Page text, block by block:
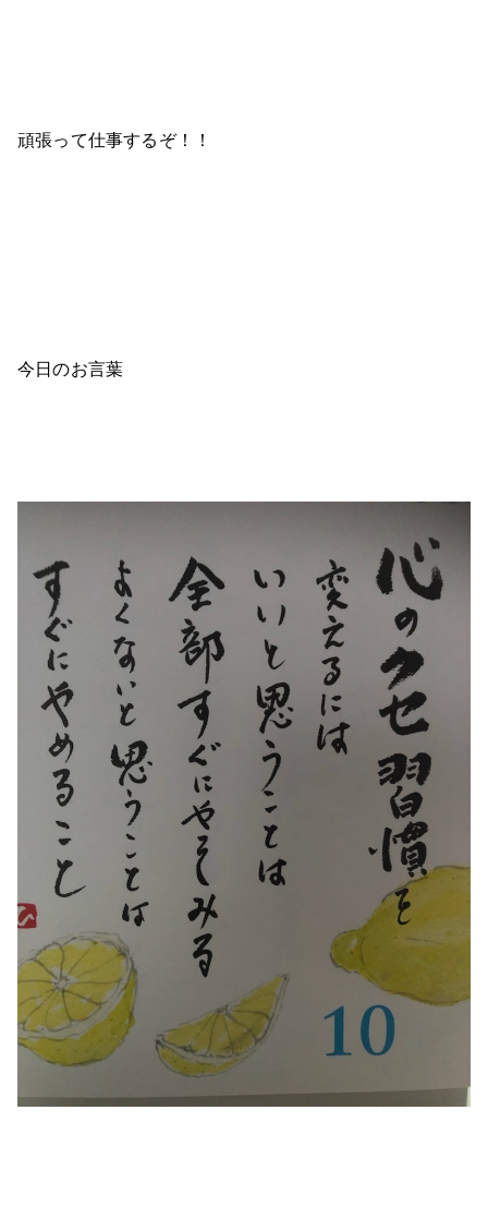
頑張って仕事するぞ！！
今日のお言葉